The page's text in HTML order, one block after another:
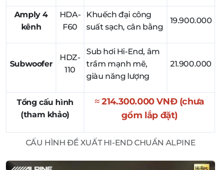
CẤU HÌNH ĐỀ XUẤT HI-END CHUẨN ALPINE
Amply 4
kênh
HDA-
F60
Khuếch đại công
suất sạch, cân bằng
19.900.000
Subwoofer
HDZ-
110
Sub hơi Hi-End, âm
trầm mạnh mẽ,
giàu năng lượng
21.900.000
Tổng cấu hình
(tham khảo)
≈ 214.300.000 VNĐ (chưa
gồm lắp đặt)